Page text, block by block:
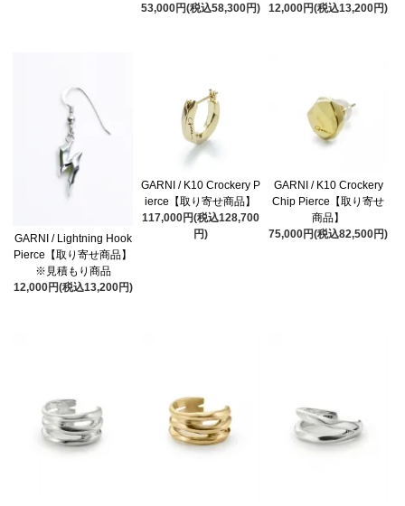
53,000円(税込58,300円)
12,000円(税込13,200円)
GARNI / Lightning Hook
Pierce【取り寄せ商品】
※見積もり商品
12,000円(税込13,200円)
GARNI / K10 Crockery P
ierce【取り寄せ商品】
117,000円(税込128,700
円)
GARNI / K10 Crockery
Chip Pierce【取り寄せ
商品】
75,000円(税込82,500円)